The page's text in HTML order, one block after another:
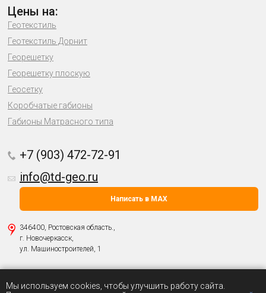
Цены на:
Геотекстиль
Геотекстиль Дорнит
Георешетку
Георешетку плоскую
Геосетку
Коробчатые габионы
Габионы Матрасного типа
+7 (903) 472-72-91
info@td-geo.ru
Написать в MAX
346400, Ростовская область.,
г. Новочеркасск,
ул. Машиностроителей, 1
Политика о защите персональных данных
Мы используем cookies, чтобы улучшить работу сайта.